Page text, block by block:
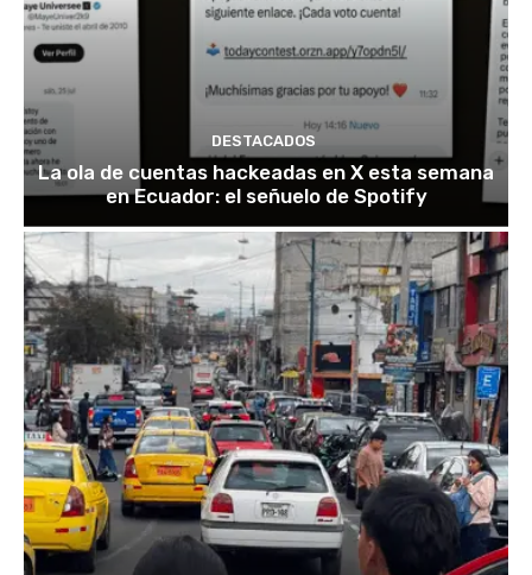
DESTACADOS
La ola de cuentas hackeadas en X esta semana
en Ecuador: el señuelo de Spotify